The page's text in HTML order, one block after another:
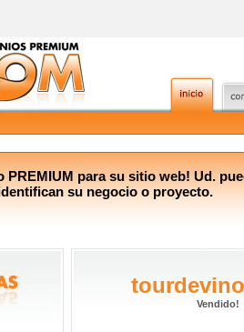
PREMIUM para su sitio web! Ud.
su negocio o proyecto.
Vendido!